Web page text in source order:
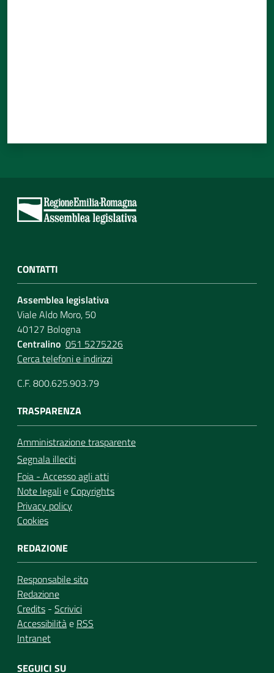
CONTATTI
Assemblea legislativa
Viale Aldo Moro, 50
40127 Bologna
Centralino 051 5275226
Cerca telefoni e indirizzi
C.F. 800.625.903.79
TRASPARENZA
Amministrazione trasparente
Segnala illeciti
Foia - Accesso agli atti
Note legalie Copyrights
Privacy policy
Cookies
REDAZIONE
Responsabile sito
Redazione
Credits - Scrivici
Accessibilitàe RSS
Intranet
SEGUICI SU